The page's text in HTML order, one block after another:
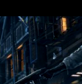
CONSOLE?
POSSIBILE